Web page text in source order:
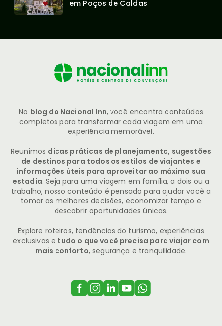
em Poços de Caldas
No blog do Nacional Inn, você encontra conteúdos
completos para transformar cada viagem em uma
experiência memorável.
Reunimos dicas práticas de planejamento, sugestões
de destinos para todos os estilos de viajantes e
informações úteis para aproveitar ao máximo sua
estadia. Seja para uma viagem em família, a dois ou a
trabalho, nosso conteúdo é pensado para ajudar você a
tomar as melhores decisões, economizar tempo e
descobrir oportunidades únicas.
Explore roteiros, tendências do turismo, experiências
exclusivas e tudo o que você precisa para viajar com
mais conforto, segurança e tranquilidade.